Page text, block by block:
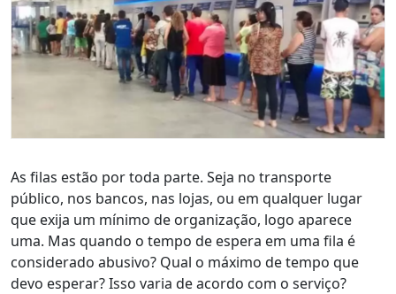
As filas estão por toda parte. Seja no transporte
público, nos bancos, nas lojas, ou em qualquer lugar
que exija um mínimo de organização, logo aparece
uma. Mas quando o tempo de espera em uma fila é
considerado abusivo? Qual o máximo de tempo que
devo esperar? Isso varia de acordo com o serviço?